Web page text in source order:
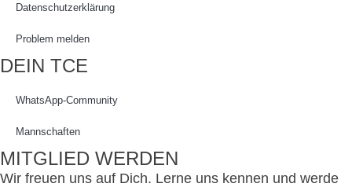
Datenschutzerklärung
Problem melden
DEIN TCE
WhatsApp-Community
Mannschaften
MITGLIED WERDEN
Wir freuen uns auf Dich. Lerne uns kennen und werde